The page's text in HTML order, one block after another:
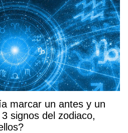
marcar un antes y un
signos del zodiaco,